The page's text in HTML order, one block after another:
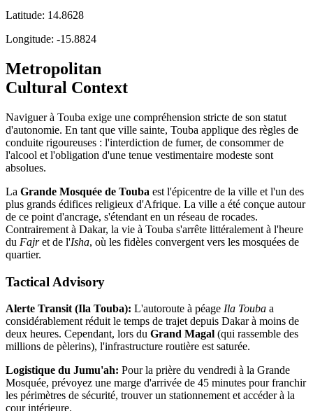
Latitude: 14.8628
Longitude: -15.8824
Metropolitan
Cultural Context
Naviguer à Touba exige une compréhension stricte de son statut
d'autonomie. En tant que ville sainte, Touba applique des règles de
conduite rigoureuses : l'interdiction de fumer, de consommer de
l'alcool et l'obligation d'une tenue vestimentaire modeste sont
absolues.
La Grande Mosquée de Touba est l'épicentre de la ville et l'un des
plus grands édifices religieux d'Afrique. La ville a été conçue autour
de ce point d'ancrage, s'étendant en un réseau de rocades.
Contrairement à Dakar, la vie à Touba s'arrête littéralement à l'heure
du Fajret de l'Isha, où les fidèles convergent vers les mosquées de
quartier.
Tactical Advisory
Alerte Transit (Ila Touba): L'autoroute à péage Ila Touba a
considérablement réduit le temps de trajet depuis Dakar à moins de
deux heures. Cependant, lors du Grand Magal (qui rassemble des
millions de pèlerins), l'infrastructure routière est saturée.
Logistique du Jumu'ah: Pour la prière du vendredi à la Grande
Mosquée, prévoyez une marge d'arrivée de 45 minutes pour franchir
les périmètres de sécurité, trouver un stationnement et accéder à la
cour intérieure.